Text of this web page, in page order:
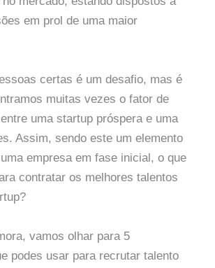
em prol de uma maior
certas é um desafio, mas é
muitas vezes o fator de
uma startup próspera e uma
Assim, sendo este um elemento
empresa em fase inicial, o que
contratar os melhores talentos
vamos olhar para 5
podes usar para recrutar talento